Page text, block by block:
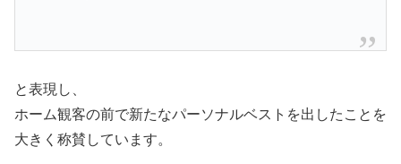
と表現し、
ホーム観客の前で新たなパーソナルベストを出したことを
大きく称賛しています。